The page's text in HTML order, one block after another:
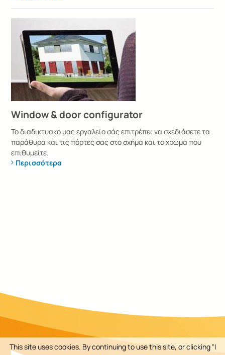
Window & door configurator
Το διαδικτυακό μας εργαλείο σάς επιτρέπει να σχεδιάσετε τα
παράθυρα και τις πόρτες σας στο σχήμα και το χρώμα που
επιθυμείτε.
Περισσότερα
This site uses cookies. By continuing to use this site, or clicking "I